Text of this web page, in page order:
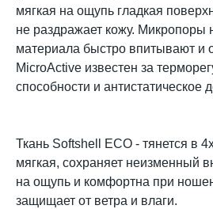
мягкая на ощупь гладкая
не раздражает кожу. Микропоры
материала быстро впитывают и
MicroActive известен за
способности и антистатическое
Ткань Softshell ECO - тянется в
мягкая, сохраняет неизменный
на ощупь и комфортна при
защищает от ветра и влаги.